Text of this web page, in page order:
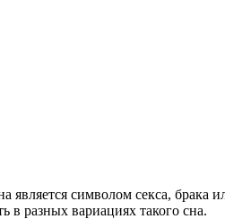
символом секса, брака
в разных вариациях такого сна.